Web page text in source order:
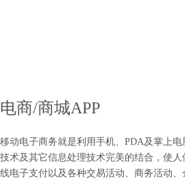
电商/商城APP
移动电子商务就是利用手机、PDA及掌上
技术及其它信息处理技术完美的结合，使
线电子支付以及各种交易活动、商务活动